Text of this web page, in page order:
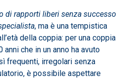
di rapporti liberi senza successo
, ma è una tempistica
della coppia: per una coppia
che in un anno ha avuto
frequenti, irregolari senza
è possibile aspettare